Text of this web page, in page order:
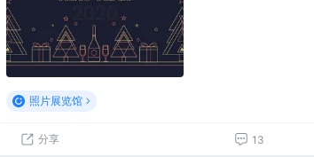
照片展览馆
分享 13